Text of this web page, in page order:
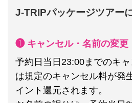
J-TRIPパッケージツアー
❶ キャンセル・名前の変更
予約日当日23:00までのキ
は規定のキャンセル料が発
イント還元されます。